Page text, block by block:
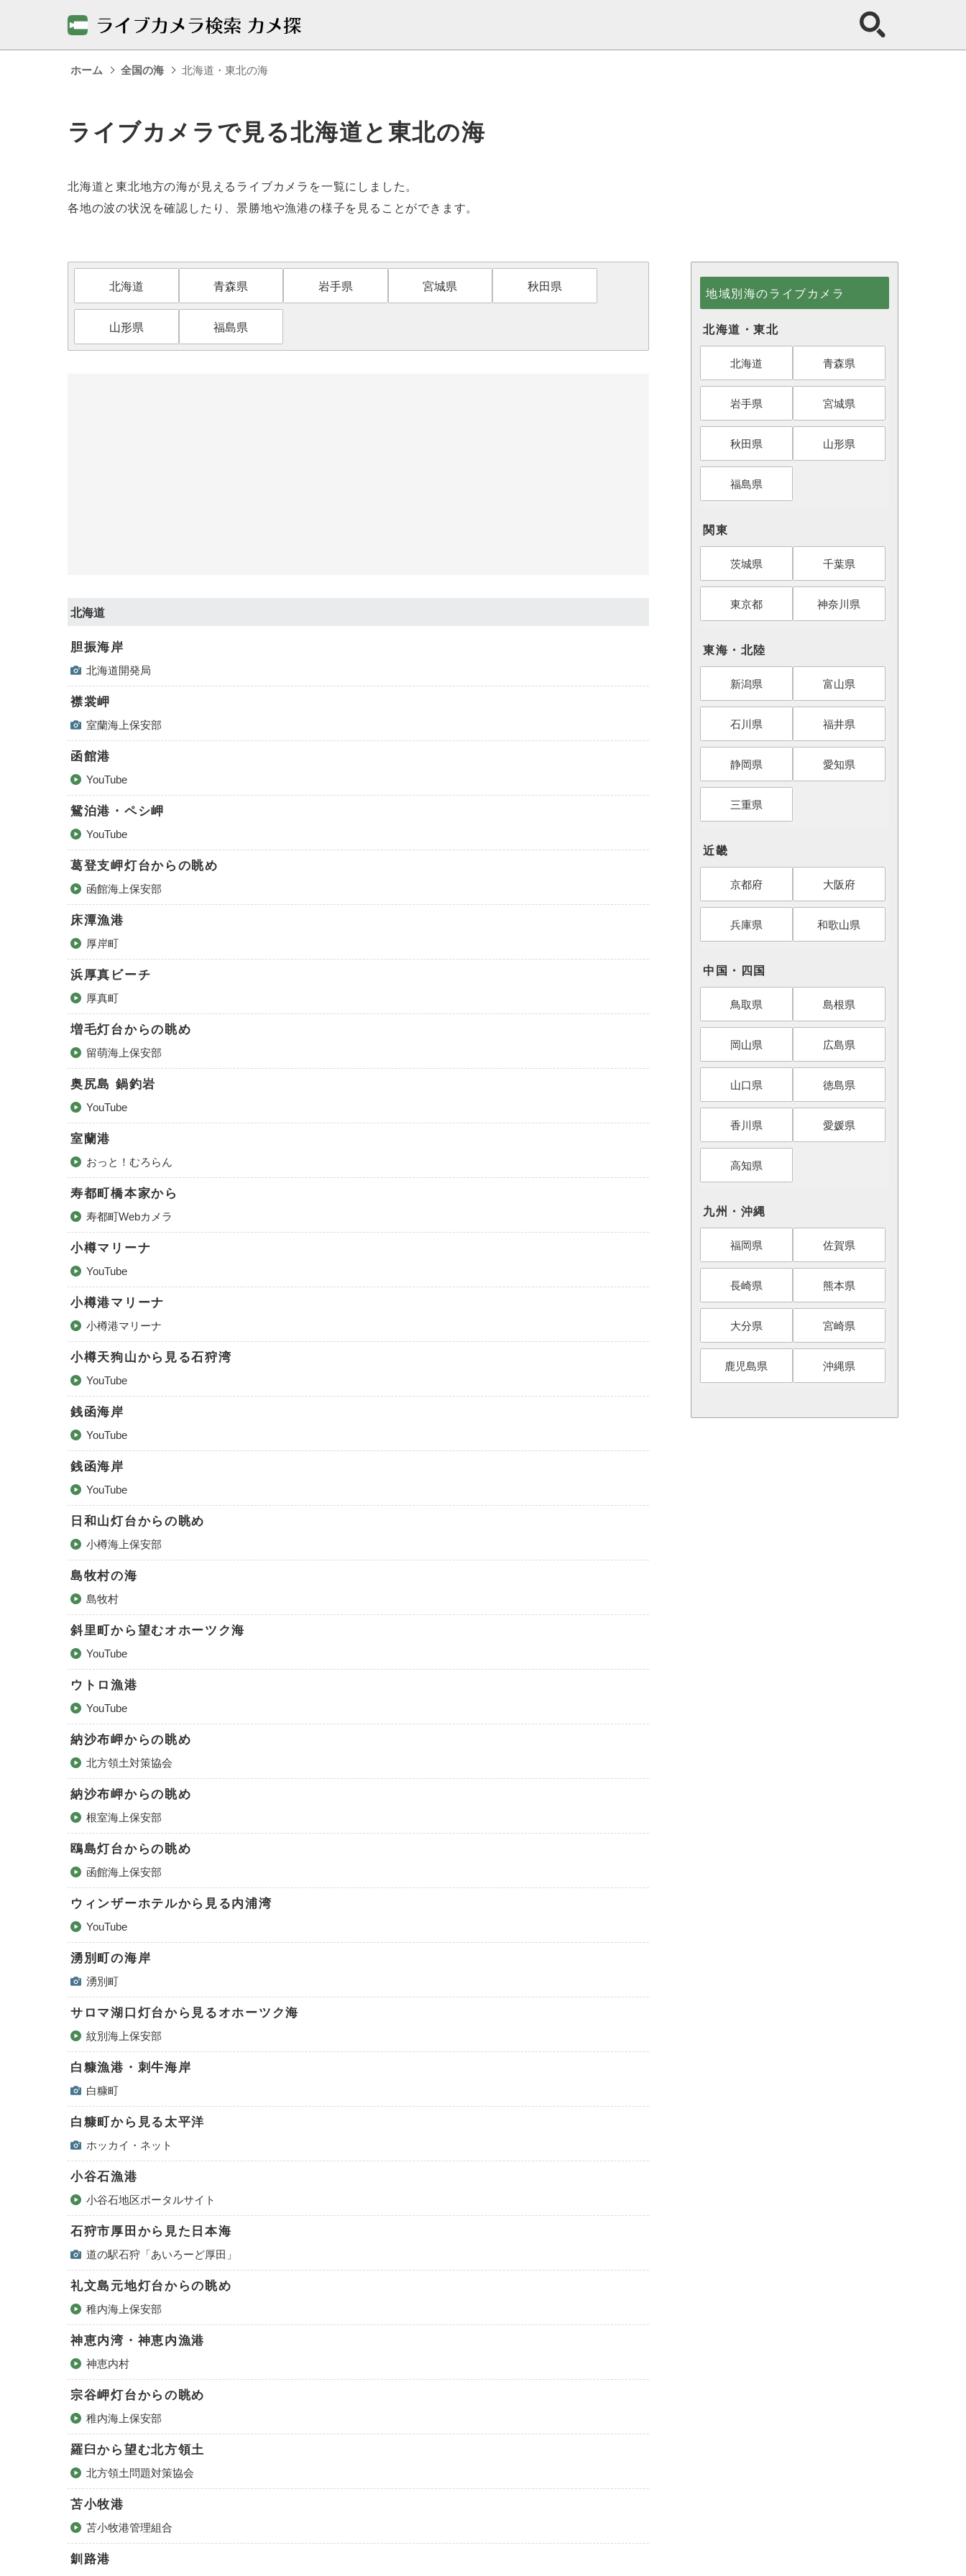
ホーム 全国の海 北海道・東北の海
ライブカメラで見る北海道と東北の海
北海道と東北地方の海が見えるライブカメラを一覧にしました。
各地の波の状況を確認したり、景勝地や漁港の様子を見ることができます。
北海道 青森県 岩手県 宮城県 秋田県
山形県 福島県
北海道
胆振海岸
北海道開発局
襟裳岬
室蘭海上保安部
函館港
YouTube
鴛泊港・ペシ岬
YouTube
葛登支岬灯台からの眺め
函館海上保安部
床潭漁港
厚岸町
浜厚真ビーチ
厚真町
増毛灯台からの眺め
留萌海上保安部
奥尻島 鍋釣岩
YouTube
室蘭港
おっと！むろらん
寿都町橋本家から
寿都町Webカメラ
小樽マリーナ
YouTube
小樽港マリーナ
小樽港マリーナ
小樽天狗山から見る石狩湾
YouTube
銭函海岸
YouTube
銭函海岸
YouTube
日和山灯台からの眺め
小樽海上保安部
島牧村の海
島牧村
斜里町から望むオホーツク海
YouTube
ウトロ漁港
YouTube
納沙布岬からの眺め
北方領土対策協会
納沙布岬からの眺め
根室海上保安部
鴎島灯台からの眺め
函館海上保安部
ウィンザーホテルから見る内浦湾
YouTube
湧別町の海岸
湧別町
サロマ湖口灯台から見るオホーツク海
紋別海上保安部
白糠漁港・刺牛海岸
白糠町
白糠町から見る太平洋
ホッカイ・ネット
小谷石漁港
小谷石地区ポータルサイト
石狩市厚田から見た日本海
道の駅石狩「あいろーど厚田」
礼文島元地灯台からの眺め
稚内海上保安部
神恵内湾・神恵内漁港
神恵内村
宗谷岬灯台からの眺め
稚内海上保安部
羅臼から望む北方領土
北方領土問題対策協会
苫小牧港
苫小牧港管理組合
釧路港
地域別海のライブカメラ
北海道・東北
北海道 青森県
岩手県 宮城県
秋田県 山形県
福島県
関東
茨城県 千葉県
東京都 神奈川県
東海・北陸
新潟県 富山県
石川県 福井県
静岡県 愛知県
三重県
近畿
京都府 大阪府
兵庫県 和歌山県
中国・四国
鳥取県 島根県
岡山県 広島県
山口県 徳島県
香川県 愛媛県
高知県
九州・沖縄
福岡県 佐賀県
長崎県 熊本県
大分県 宮崎県
鹿児島県 沖縄県